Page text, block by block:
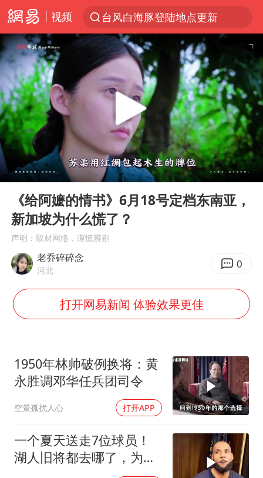
视频
台风白海豚登陆地点更新
台风白海豚进入48小时警戒线
佛得角门将亮相智利俱乐部主场
中方回应是否在太平洋海底开采稀土
看守所辅警收受10万获刑1年
宇树科技发行价格150.80元/股
宇树科技王兴兴身家有望超200亿元
五粮液渠道价一箱上涨近百元
CIA被曝已秘密设立古巴工作组
U17国足1分钟轰2球
泰国一女公务员妆容引争议 本人回应
法国将禁止“未经同意的电话营销”
24小时不关空调 电费会更低吗
多地要求领导干部带头休假
吉林一“温度计大楼”读数爆表
东方甄选被判赔偿江小白30万元
奋进开新局 实干挑大梁
Play
00:00 04:33
《给阿嬷的情书》6月18号定档东南亚，
新加坡为什么慌了？
声明：取材网络，谨慎辨别
老乔碎碎念
河北 0
打开网易新闻 体验效果更佳
1950年林帅破例换将：黄
永胜调邓华任兵团司令
空景孤扰人心 打开APP
一个夏天送走7位球员！
湖人旧将都去哪了，为何